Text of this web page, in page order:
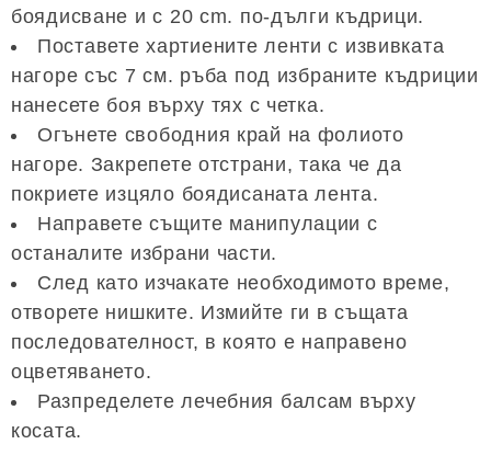
боядисване и с 20 cm. по-дълги къдрици.
Поставете хартиените ленти с извивката
нагоре със 7 см. ръба под избраните къдриции
нанесете боя върху тях с четка.
Огънете свободния край на фолиото
нагоре. Закрепете отстрани, така че да
покриете изцяло боядисаната лента.
Направете същите манипулации с
останалите избрани части.
След като изчакате необходимото време,
отворете нишките. Измийте ги в същата
последователност, в която е направено
оцветяването.
Разпределете лечебния балсам върху
косата.